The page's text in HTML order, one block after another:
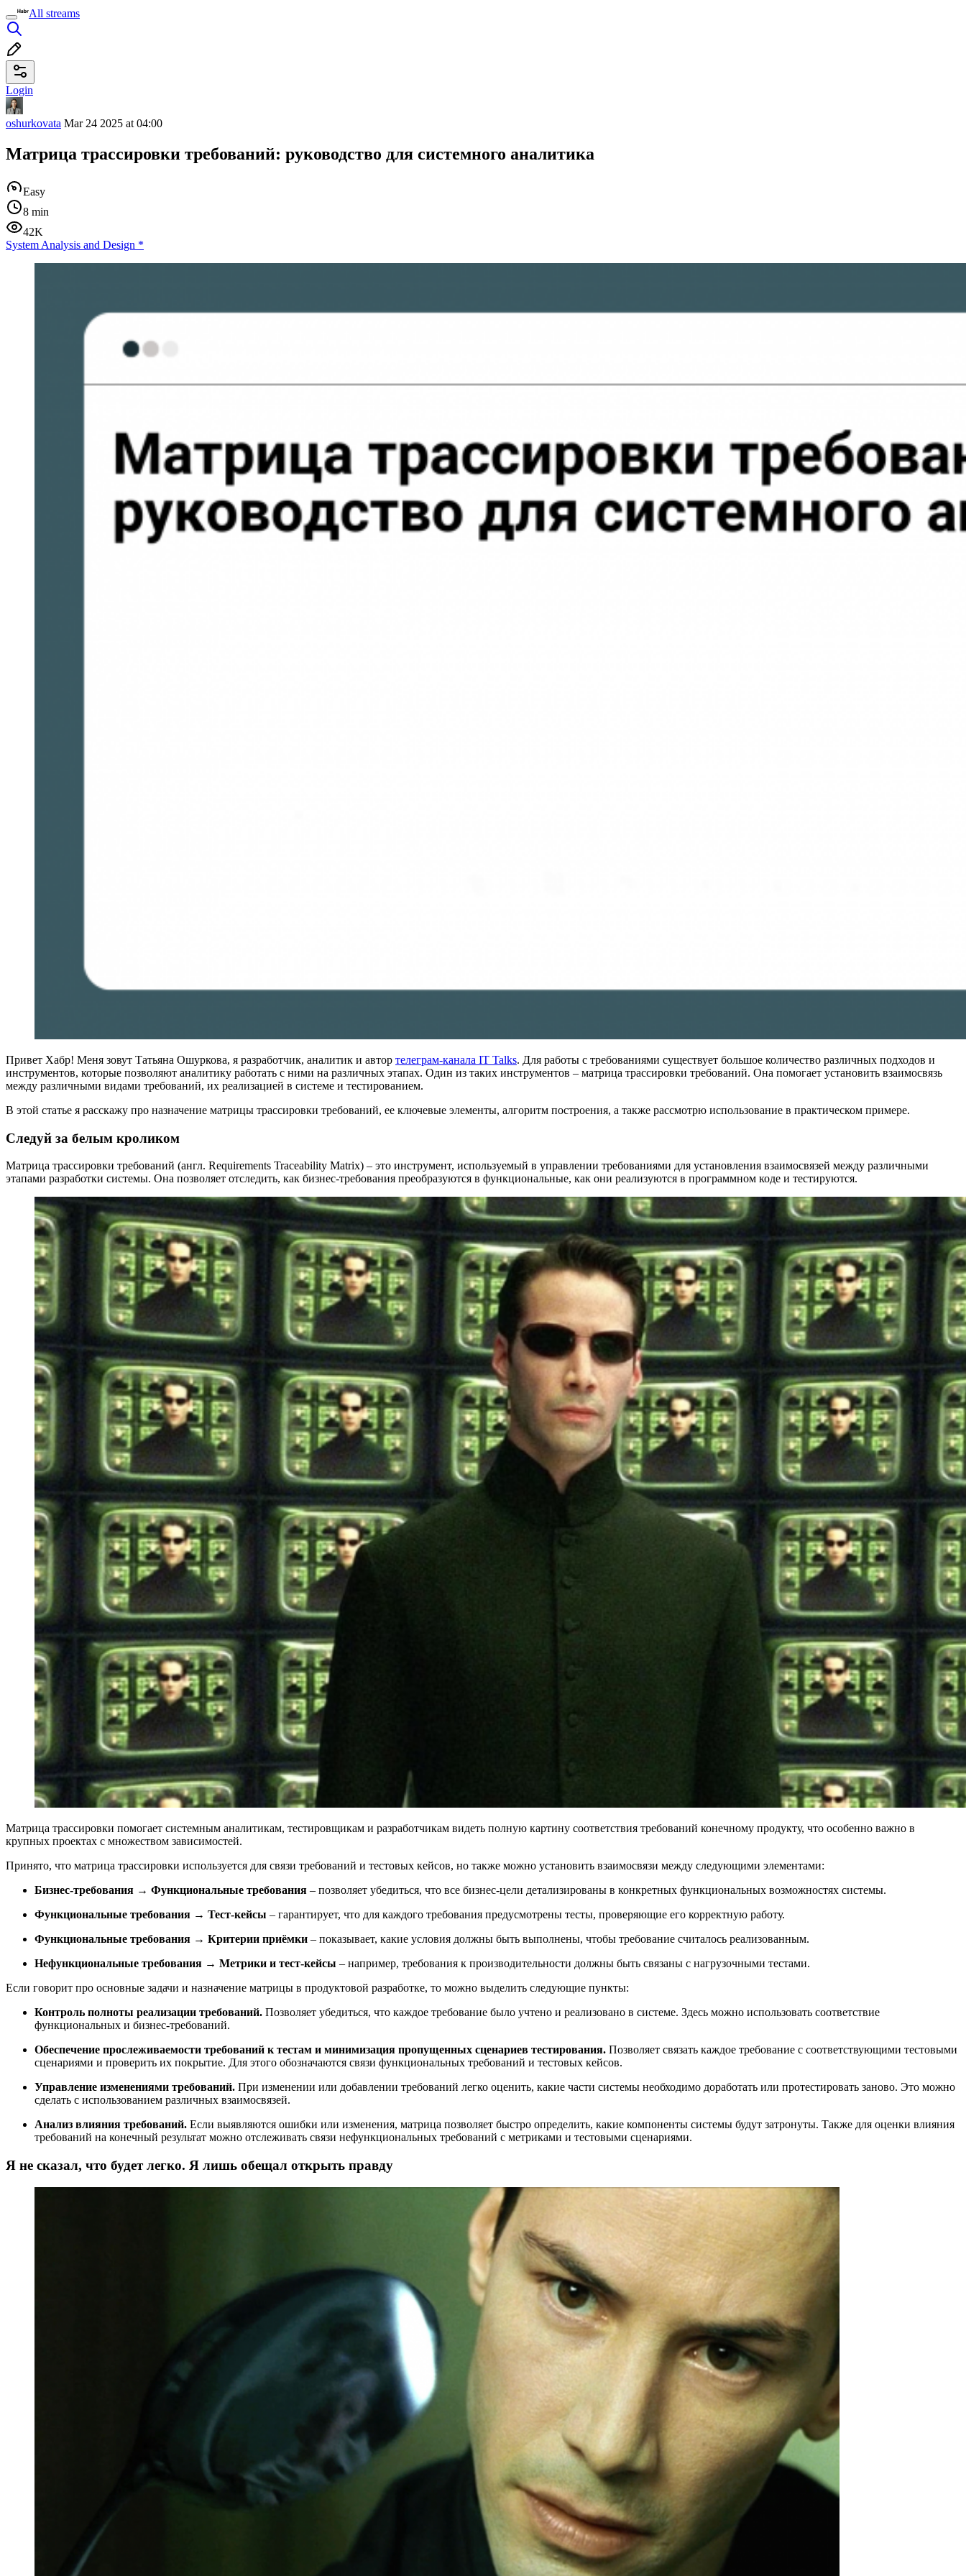
All streams
Login
oshurkovata Mar 24 2025 at 04:00
Матрица трассировки требований: руководство для системного аналитика
Easy
8 min
42K
System Analysis and Design *
Привет Хабр! Меня зовут Татьяна Ошуркова, я разработчик, аналитик и автор телеграм-канала IT Talks. Для работы с требованиями существует большое количество различных подходов и
инструментов, которые позволяют аналитику работать с ними на различных этапах. Один из таких инструментов – матрица трассировки требований. Она помогает установить взаимосвязь
между различными видами требований, их реализацией в системе и тестированием.
В этой статье я расскажу про назначение матрицы трассировки требований, ее ключевые элементы, алгоритм построения, а также рассмотрю использование в практическом примере.
Следуй за белым кроликом
Матрица трассировки требований (англ. Requirements Traceability Matrix) – это инструмент, используемый в управлении требованиями для установления взаимосвязей между различными
этапами разработки системы. Она позволяет отследить, как бизнес-требования преобразуются в функциональные, как они реализуются в программном коде и тестируются.
Матрица трассировки помогает системным аналитикам, тестировщикам и разработчикам видеть полную картину соответствия требований конечному продукту, что особенно важно в
крупных проектах с множеством зависимостей.
Принято, что матрица трассировки используется для связи требований и тестовых кейсов, но также можно установить взаимосвязи между следующими элементами:
Бизнес-требования → Функциональные требования – позволяет убедиться, что все бизнес-цели детализированы в конкретных функциональных возможностях системы.
Функциональные требования → Тест-кейсы – гарантирует, что для каждого требования предусмотрены тесты, проверяющие его корректную работу.
Функциональные требования → Критерии приёмки – показывает, какие условия должны быть выполнены, чтобы требование считалось реализованным.
Нефункциональные требования → Метрики и тест-кейсы – например, требования к производительности должны быть связаны с нагрузочными тестами.
Если говорит про основные задачи и назначение матрицы в продуктовой разработке, то можно выделить следующие пункты:
Контроль полноты реализации требований. Позволяет убедиться, что каждое требование было учтено и реализовано в системе. Здесь можно использовать соответствие
функциональных и бизнес-требований.
Обеспечение прослеживаемости требований к тестам и минимизация пропущенных сценариев тестирования. Позволяет связать каждое требование с соответствующими тестовыми
сценариями и проверить их покрытие. Для этого обозначаются связи функциональных требований и тестовых кейсов.
Управление изменениями требований. При изменении или добавлении требований легко оценить, какие части системы необходимо доработать или протестировать заново. Это можно
сделать с использованием различных взаимосвязей.
Анализ влияния требований. Если выявляются ошибки или изменения, матрица позволяет быстро определить, какие компоненты системы будут затронуты. Также для оценки влияния
требований на конечный результат можно отслеживать связи нефункциональных требований с метриками и тестовыми сценариями.
Я не сказал, что будет легко. Я лишь обещал открыть правду